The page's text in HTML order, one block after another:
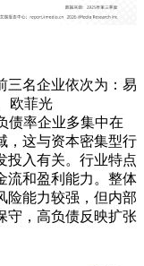
名企业依次为：易
欧菲光
债率企业多集中在
，这与资本密集型行
投入有关。行业特点
流和盈利能力。整体
险能力较强，但内部
守，高负债反映扩张